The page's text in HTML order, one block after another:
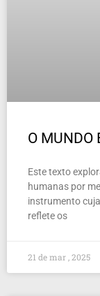
O MUNDO
Este texto
humanas por
instrumento
reflete os
21 de mar , 2025